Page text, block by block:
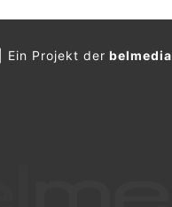
Ein Projekt derbelmedia